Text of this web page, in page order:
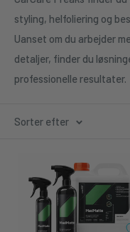
styling, helfoliering og
Uanset om du arbejder
detaljer, finder du
professionelle resultater.
Sorter efter